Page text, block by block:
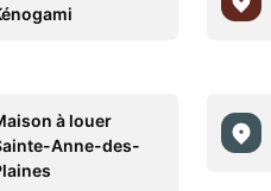
à louer
Anne-des-